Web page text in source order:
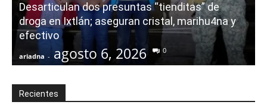
Desarticulan dos presuntas “tienditas” de
droga en Ixtlán; aseguran cristal, marihu4na y
efectivo
ariadna - agosto 6, 2026 0
Recientes